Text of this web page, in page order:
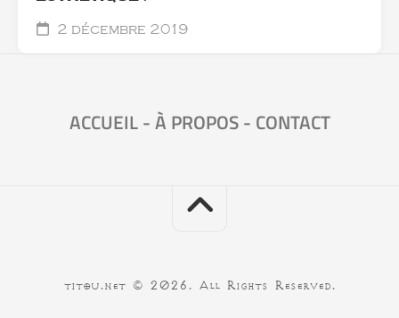
2 décembre 2019
ACCUEIL-À PROPOS- CONTACT
titou.net © 2026. All Rights Reserved.